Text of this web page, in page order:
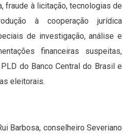
fraude à licitação, tecnologias de
à cooperação jurídica
de investigação, análise e
financeiras suspeitas,
do Banco Central do Brasil e
eleitorais.
Barbosa, conselheiro Severiano